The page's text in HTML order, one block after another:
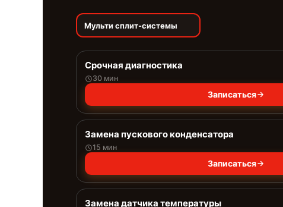
Мульти сплит-системы
Срочная диагностика
30 мин
Записаться
Замена пускового конденсатора
15 мин
Записаться
Замена датчика температуры